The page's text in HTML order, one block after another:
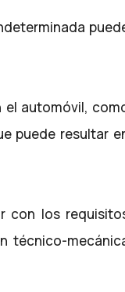
el automóvil,
puede resultar
con los
técnico-